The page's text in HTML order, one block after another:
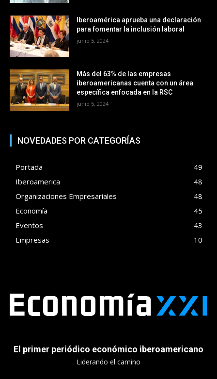
Iberoamérica aprueba una declaración
para fomentar la inclusión laboral
junio 5, 2024
Más del 63% de las empresas
iberoamericanas cuenta con un área
específica enfocada en la RSC
junio 5, 2024
NOVEDADES POR CATEGORÍAS
Portada
49
Iberoamerica
48
Organizaciones Empresariales
48
Economía
45
Eventos
43
Empresas
10
El primer periódico económico iberoamericano
Liderando el camino